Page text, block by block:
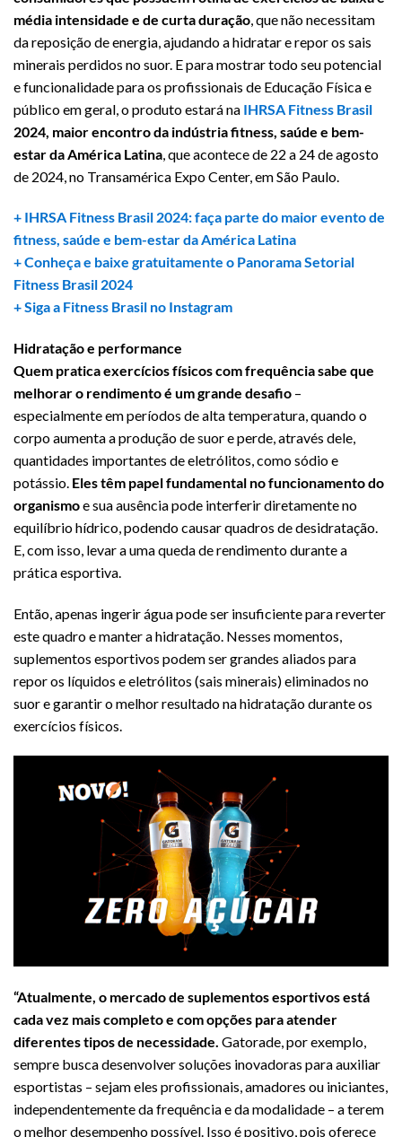
média intensidade e de curta duração , que não necessitam
da reposição de energia, ajudando a hidratar e repor os sais
minerais perdidos no suor. E para mostrar todo seu potencial
e funcionalidade para os profissionais de Educação Física e
público em geral, o produto estará na IHRSA Fitness Brasil
2024 , maior encontro da indústria fitness, saúde e bem-
estar da América Latina , que acontece de 22 a 24 de agosto
de 2024, no Transamérica Expo Center, em São Paulo.
+ IHRSA Fitness Brasil 2024: faça parte do maior evento de
fitness, saúde e bem-estar da América Latina
+ Conheça e baixe gratuitamente o Panorama Setorial
Fitness Brasil 2024
+ Siga a Fitness Brasil no Instagram
Hidratação e performance
Quem pratica exercícios físicos com frequência sabe que
melhorar o rendimento é um grande desafio –
especialmente em períodos de alta temperatura, quando o
corpo aumenta a produção de suor e perde, através dele,
quantidades importantes de eletrólitos, como sódio e
potássio. Eles têm papel fundamental no funcionamento do
organismoe sua ausência pode interferir diretamente no
equilíbrio hídrico, podendo causar quadros de desidratação.
E, com isso, levar a uma queda de rendimento durante a
prática esportiva.
Então, apenas ingerir água pode ser insuficiente para reverter
este quadro e manter a hidratação. Nesses momentos,
suplementos esportivos podem ser grandes aliados para
repor os líquidos e eletrólitos (sais minerais) eliminados no
suor e garantir o melhor resultado na hidratação durante os
exercícios físicos.
“Atualmente, o mercado de suplementos esportivos está
cada vez mais completo e com opções para atender
diferentes tipos de necessidade. Gatorade, por exemplo,
sempre busca desenvolver soluções inovadoras para auxiliar
esportistas – sejam eles profissionais, amadores ou iniciantes,
independentemente da frequência e da modalidade – a terem
o melhor desempenho possível. Isso é positivo, pois oferece